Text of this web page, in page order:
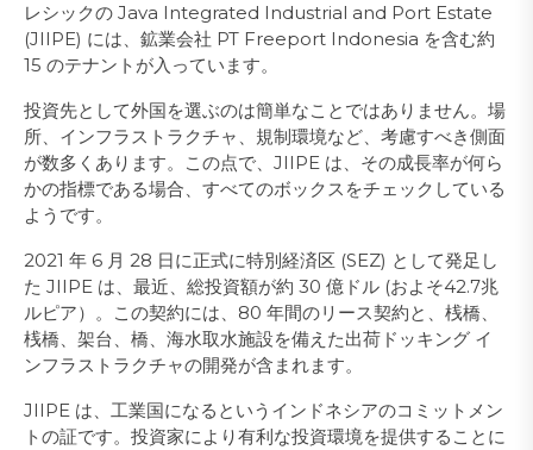
レシックの Java Integrated Industrial and Port Estate
(JIIPE) には、鉱業会社 PT Freeport Indonesia を含む約
15 のテナントが入っています。
投資先として外国を選ぶのは簡単なことではありません。場
所、インフラストラクチャ、規制環境など、考慮すべき側面
が数多くあります。この点で、JIIPE は、その成長率が何ら
かの指標である場合、すべてのボックスをチェックしている
ようです。
2021 年 6 月 28 日に正式に特別経済区 (SEZ) として発足し
た JIIPE は、最近、総投資額が約 30 億ドル (およそ42.7兆
ルピア）。この契約には、80 年間のリース契約と、桟橋、
桟橋、架台、橋、海水取水施設を備えた出荷ドッキング イ
ンフラストラクチャの開発が含まれます。
JIIPE は、工業国になるというインドネシアのコミットメン
トの証です。投資家により有利な投資環境を提供することに